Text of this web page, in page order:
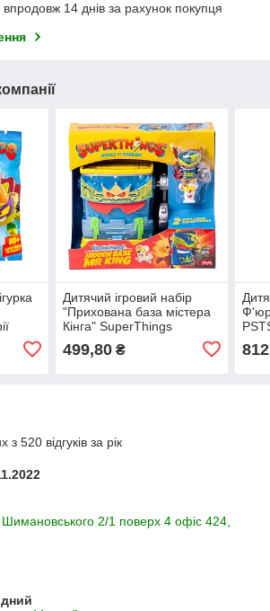
14 днів за рахунок покупця
Дитячий ігровий набір
"Прихована база містера
Кінга" SuperThings
"Kazoom Power"
499,80₴ 812
520 відгуків за рік
Шимановського 2/1 поверх 4 офіс 424,